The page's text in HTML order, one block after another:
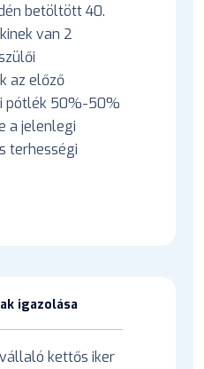
betöltött 40.
van 2
az előző
pótlék 50%-50%
a jelenlegi
terhességi
igazolása
kettős iker